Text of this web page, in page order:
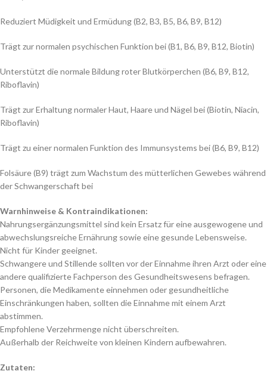
Reduziert Müdigkeit und Ermüdung (B2, B3, B5, B6, B9, B12)
Trägt zur normalen psychischen Funktion bei (B1, B6, B9, B12, Biotin)
Unterstützt die normale Bildung roter Blutkörperchen (B6, B9, B12,
Riboflavin)
Trägt zur Erhaltung normaler Haut, Haare und Nägel bei (Biotin, Niacin,
Riboflavin)
Trägt zu einer normalen Funktion des Immunsystems bei (B6, B9, B12)
Folsäure (B9) trägt zum Wachstum des mütterlichen Gewebes während
der Schwangerschaft bei
Warnhinweise & Kontraindikationen:
Nahrungsergänzungsmittel sind kein Ersatz für eine ausgewogene und
abwechslungsreiche Ernährung sowie eine gesunde Lebensweise.
Nicht für Kinder geeignet.
Schwangere und Stillende sollten vor der Einnahme ihren Arzt oder eine
andere qualifizierte Fachperson des Gesundheitswesens befragen.
Personen, die Medikamente einnehmen oder gesundheitliche
Einschränkungen haben, sollten die Einnahme mit einem Arzt
abstimmen.
Empfohlene Verzehrmenge nicht überschreiten.
Außerhalb der Reichweite von kleinen Kindern aufbewahren.
Zutaten: